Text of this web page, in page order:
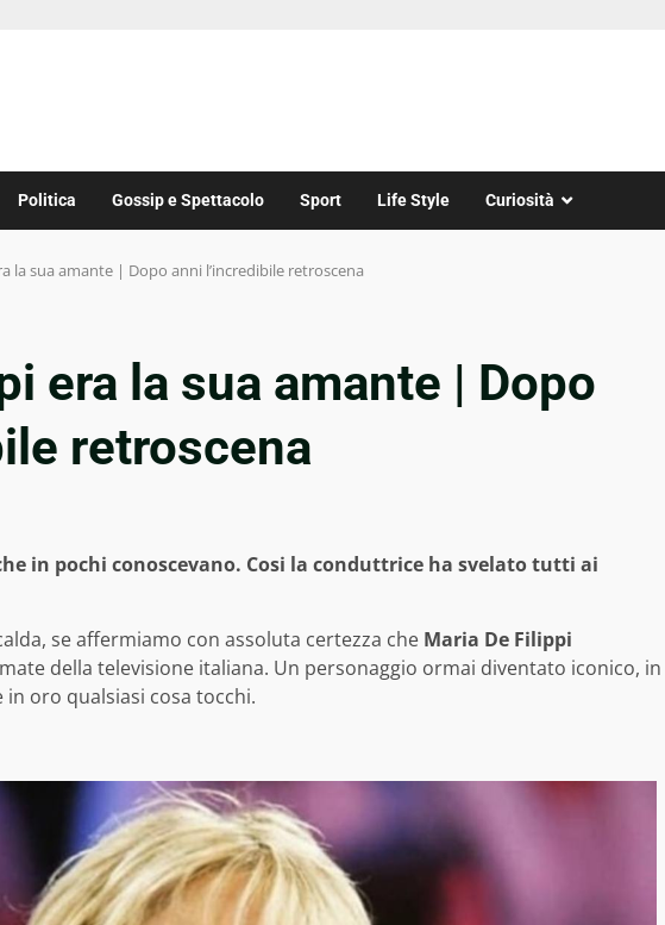
Politica Gossip e Spettacolo Sport Life Style Curiosità
la sua amante | Dopo anni l’incredibile retroscena
era la sua amante | Dopo
retroscena
in pochi conoscevano. Cosi la conduttrice ha svelato tutti ai
se affermiamo con assoluta certezza che Maria De Filippi
della televisione italiana. Un personaggio ormai diventato iconico, in
oro qualsiasi cosa tocchi.